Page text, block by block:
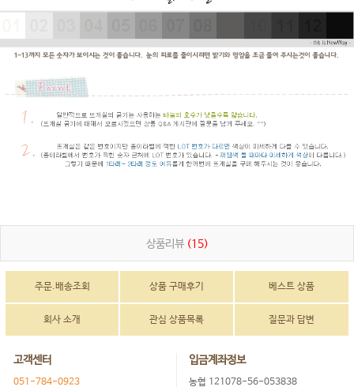
상품리뷰 (15)
주문.배송조회 상품 구매후기 베스트 상품
회사 소개 관심 상품목록 질문과 답변
고객센터
051-784-0923
입금계좌정보
농협 121078-56-053838